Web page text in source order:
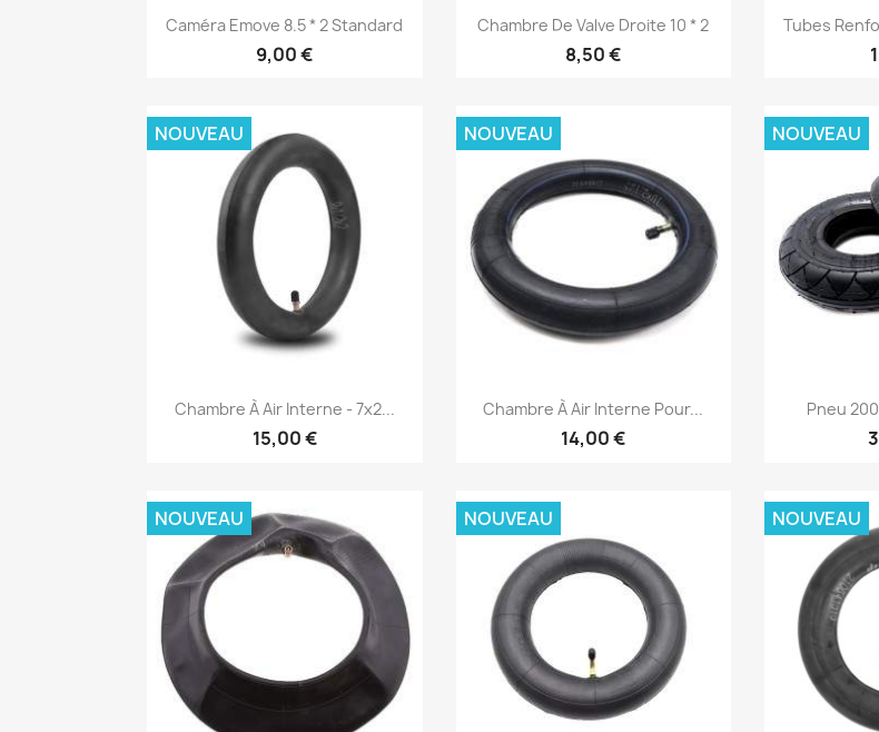
Aperçu rapide
Caméra Emove 8.5 * 2 Standard
9,00 €
Aperçu rapide
Chambre De Valve Droite 10 * 2
8,50 €

Tubes
Aperçu rapide
Chambre À Air Interne - 7x2...
15,00 €
NOUVEAU
Aperçu rapide
Chambre À Air Interne Pour...
14,00 €
NOUVEAU

Pneu
NOUVEAU
NOUVEAU NOUVEAU NOUVEAU